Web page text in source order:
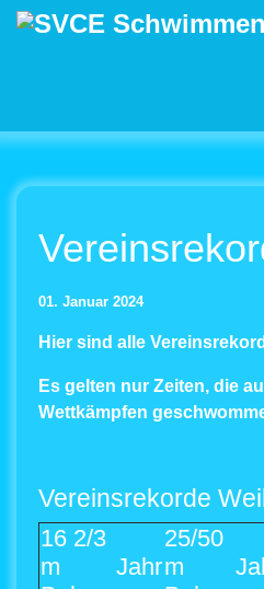
01. Januar 2024
Hier sind alle
Es gelten nur Zeiten, die
Wettkämpfen
Vereinsrekorde
16 2/3
m
Jahr
25/50
m